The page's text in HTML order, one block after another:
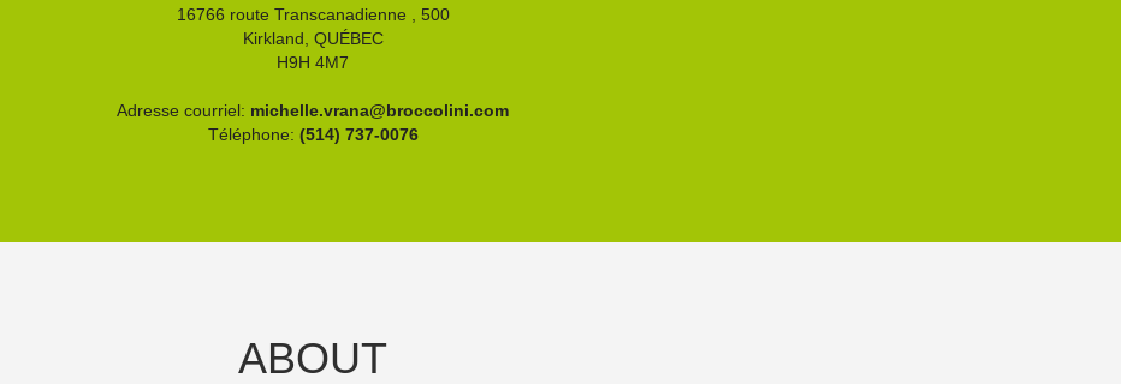
16766 route Transcanadienne , 500
Kirkland, QUÉBEC
H9H 4M7
Adresse courriel: michelle.vrana@broccolini.com
Téléphone: (514) 737-0076
ABOUT